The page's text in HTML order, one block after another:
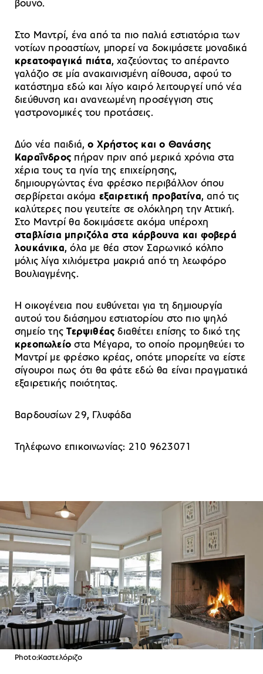
βουνό.
Στο Μαντρί, ένα από τα πιο παλιά εστιατόρια των
νοτίων προαστίων, μπορεί να δοκιμάσετε μοναδικά
κρεατοφαγικά πιάτα, χαζεύοντας το απέραντο
γαλάζιο σε μία ανακαινισμένη αίθουσα, αφού το
κατάστημα εδώ και λίγο καιρό λειτουργεί υπό νέα
διεύθυνση και ανανεωμένη προσέγγιση στις
γαστρονομικές του προτάσεις.
Δύο νέα παιδιά, ο Χρήστος και ο Θανάσης
Καραΐνδρος πήραν πριν από μερικά χρόνια στα
χέρια τους τα ηνία της επιχείρησης,
δημιουργώντας ένα φρέσκο περιβάλλον όπου
σερβίρεται ακόμα εξαιρετική προβατίνα, από τις
καλύτερες που γευτείτε σε ολόκληρη την Αττική.
Στο Μαντρί θα δοκιμάσετε ακόμα υπέροχη
σταβλίσια μπριζόλα στα κάρβουνα και φοβερά
λουκάνικα, όλα με θέα στον Σαρωνικό κόλπο
μόλις λίγα χιλιόμετρα μακριά από τη λεωφόρο
Βουλιαγμένης.
Η οικογένεια που ευθύνεται για τη δημιουργία
αυτού του διάσημου εστιατορίου στο πιο ψηλό
σημείο τηςΤερψιθέαςδιαθέτει επίσης το δικό της
κρεοπωλείο στα Μέγαρα, το οποίο προμηθεύει το
Μαντρί με φρέσκο κρέας, οπότε μπορείτε να είστε
σίγουροι πως ότι θα φάτε εδώ θα είναι πραγματικά
εξαιρετικής ποιότητας.
Βαρδουσίων 29, Γλυφάδα
Τηλέφωνο επικοινωνίας: 210 9623071
Photo:Καστελόριζο